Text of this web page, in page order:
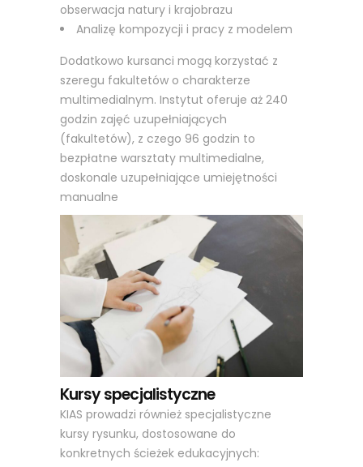
obserwacja natury i krajobrazu
Analizę kompozycji i pracy z modelem
Dodatkowo kursanci mogą korzystać z
szeregu fakultetów o charakterze
multimedialnym. Instytut oferuje aż 240
godzin zajęć uzupełniających
(fakultetów), z czego 96 godzin to
bezpłatne warsztaty multimedialne,
doskonale uzupełniające umiejętności
manualne
Kursy specjalistyczne
KIAS prowadzi również specjalistyczne
kursy rysunku, dostosowane do
konkretnych ścieżek edukacyjnych: